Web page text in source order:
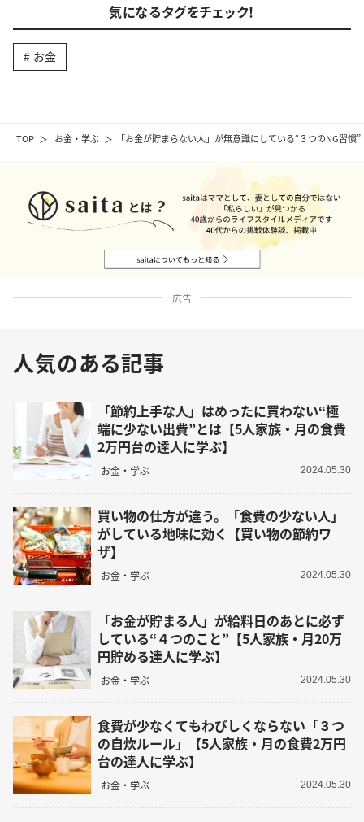
TOP お金・学ぶ 「お金が貯まらない人」が無意識にしている“３つのNG習慣”
気になるタグをチェック！
お金
広告
人気のある記事
「節約上手な人」はめったに買わない“極
端に少ない出費”とは【5人家族・月の食費
2万円台の達人に学ぶ】
お金・学ぶ 2024.05.30
買い物の仕方が違う。「食費の少ない人」
がしている地味に効く【買い物の節約ワ
ザ】
お金・学ぶ 2024.05.30
「お金が貯まる人」が給料日のあとに必ず
している“４つのこと”【5人家族・月20万
円貯める達人に学ぶ】
お金・学ぶ 2024.05.30
食費が少なくてもわびしくならない「３つ
の自炊ルール」【5人家族・月の食費2万円
台の達人に学ぶ】
お金・学ぶ 2024.05.30